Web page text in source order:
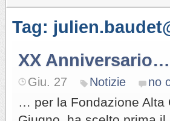
Tag:
XX Anniversario…
Giu. 27 Notizie no
… per la Fondazione